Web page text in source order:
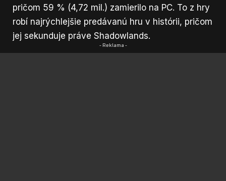
pričom 59 % (4,72 mil.) zamierilo na PC. To z hry
robí najrýchlejšie predávanú hru v histórii, pričom
jej sekunduje práve Shadowlands.
- Reklama -